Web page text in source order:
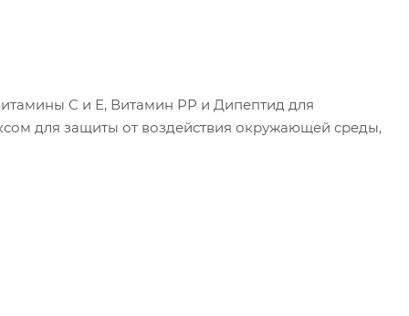
С и Е, Витамин РР и Дипептид для
для защиты от воздействия окружающей среды,